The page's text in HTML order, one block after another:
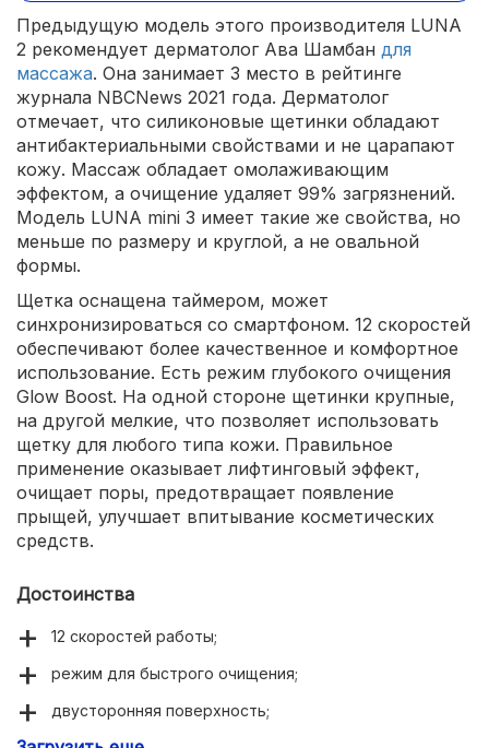
Предыдущую модель этого производителя LUNA
2 рекомендует дерматолог Ава Шамбан для
массажа. Она занимает 3 место в рейтинге
журнала NBCNews 2021 года. Дерматолог
отмечает, что силиконовые щетинки обладают
антибактериальными свойствами и не царапают
кожу. Массаж обладает омолаживающим
эффектом, а очищение удаляет 99% загрязнений.
Модель LUNA mini 3 имеет такие же свойства, но
меньше по размеру и круглой, а не овальной
формы.
Щетка оснащена таймером, может
синхронизироваться со смартфоном. 12 скоростей
обеспечивают более качественное и комфортное
использование. Есть режим глубокого очищения
Glow Boost. На одной стороне щетинки крупные,
на другой мелкие, что позволяет использовать
щетку для любого типа кожи. Правильное
применение оказывает лифтинговый эффект,
очищает поры, предотвращает появление
прыщей, улучшает впитывание косметических
средств.
Достоинства
12 скоростей работы;
режим для быстрого очищения;
двусторонняя поверхность;